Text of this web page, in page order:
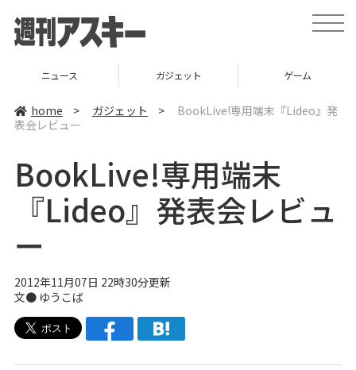
t
o
a
v
ニュース ガジェット ゲーム
home > ガジェット >
BookLive!専用端末『Lideo』発
表会レビュー
BookLive!専用端末
『Lideo』発表会レビュ
ー
2012年11月07日 22時30分更新
文● ゆうこば